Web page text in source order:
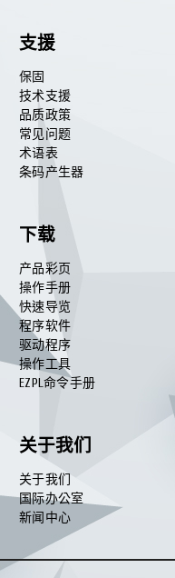
支援
保固
技术支援
品质政策
常见问题
术语表
条码产生器
下载
产品彩页
操作手册
快速导览
程序软件
驱动程序
操作工具
EZPL命令手册
关于我们
关于我们
国际办公室
新闻中心